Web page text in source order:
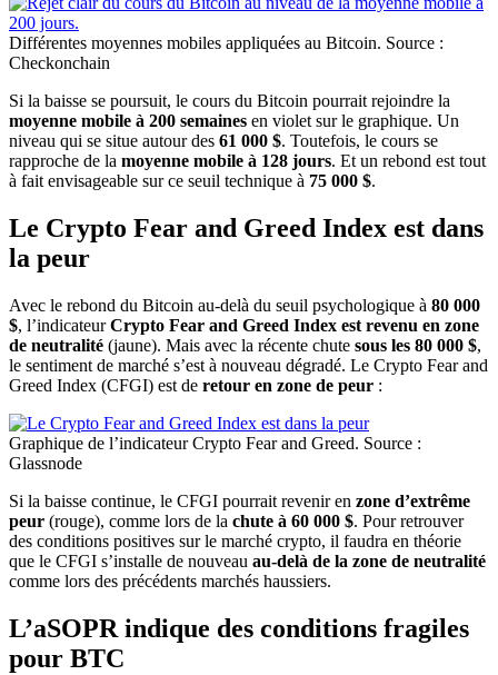
Différentes moyennes mobiles appliquées au Bitcoin. Source :
Checkonchain
Si la baisse se poursuit, le cours du Bitcoin pourrait rejoindre la
moyenne mobile à 200 semaines en violet sur le graphique. Un
niveau qui se situe autour des 61 000 $. Toutefois, le cours se
rapproche de la moyenne mobile à 128 jours. Et un rebond est tout
à fait envisageable sur ce seuil technique à 75 000 $.
Le Crypto Fear and Greed Index est dans
la peur
Avec le rebond du Bitcoin au-delà du seuil psychologique à 80 000
$, l’indicateurCrypto Fear and Greed Index est revenu en zone
de neutralité (jaune). Mais avec la récente chute sous les 80 000 $,
le sentiment de marché s’est à nouveau dégradé. Le Crypto Fear and
Greed Index (CFGI) est de retour en zone de peur :
Graphique de l’indicateur Crypto Fear and Greed. Source :
Glassnode
Si la baisse continue, le CFGI pourrait revenir en zone d’extrême
peur (rouge), comme lors de la chute à 60 000 $. Pour retrouver
des conditions positives sur le marché crypto, il faudra en théorie
que le CFGI s’installe de nouveau au-delà de la zone de neutralité
comme lors des précédents marchés haussiers.
L’aSOPR indique des conditions fragiles
pour BTC